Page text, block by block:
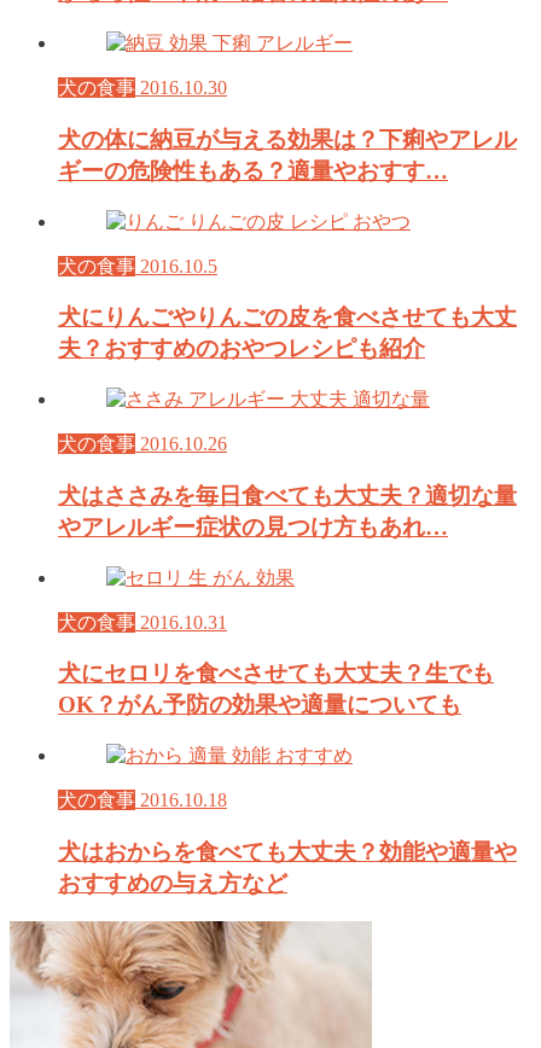
犬の食事 2016.10.30
犬の体に納豆が与える効果は？下痢やアレル
ギーの危険性もある？適量やおすす…
犬の食事 2016.10.5
犬にりんごやりんごの皮を食べさせても大丈
夫？おすすめのおやつレシピも紹介
犬の食事 2016.10.26
犬はささみを毎日食べても大丈夫？適切な量
やアレルギー症状の見つけ方もあれ…
犬の食事 2016.10.31
犬にセロリを食べさせても大丈夫？生でも
OK？がん予防の効果や適量についても
犬の食事 2016.10.18
犬はおからを食べても大丈夫？効能や適量や
おすすめの与え方など